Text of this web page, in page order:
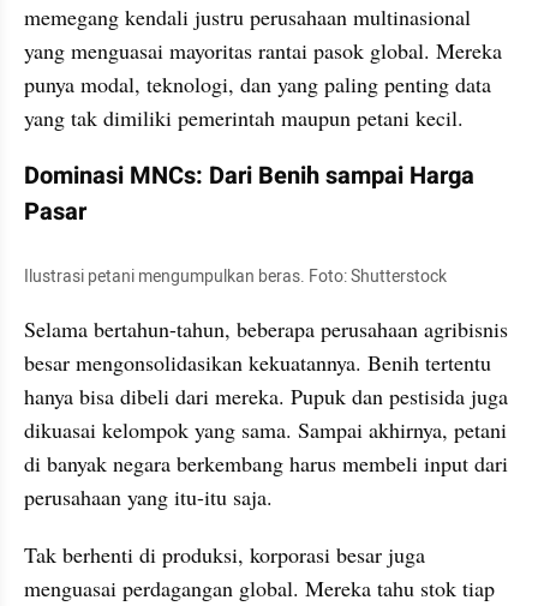
memegang kendali justru perusahaan multinasional
yang menguasai mayoritas rantai pasok global. Mereka
punya modal, teknologi, dan yang paling penting data
yang tak dimiliki pemerintah maupun petani kecil.
Dominasi MNCs: Dari Benih sampai Harga
Pasar
Ilustrasi petani mengumpulkan beras. Foto: Shutterstock
Selama bertahun-tahun, beberapa perusahaan agribisnis
besar mengonsolidasikan kekuatannya. Benih tertentu
hanya bisa dibeli dari mereka. Pupuk dan pestisida juga
dikuasai kelompok yang sama. Sampai akhirnya, petani
di banyak negara berkembang harus membeli input dari
perusahaan yang itu-itu saja.
Tak berhenti di produksi, korporasi besar juga
menguasai perdagangan global. Mereka tahu stok tiap